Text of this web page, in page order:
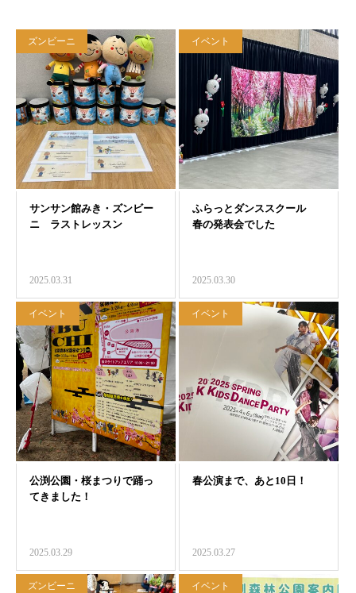
ズンビーニ
2025.03.31
イベント
2025.03.30
イベント
2025.03.29
イベント
2025.03.27
ズンビーニ イベント